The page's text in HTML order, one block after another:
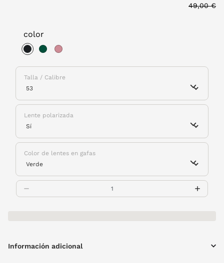
Price
49,00 €
color
Talla / Calibre
Lente polarizada
Color de lentes en gafas
Información adicional